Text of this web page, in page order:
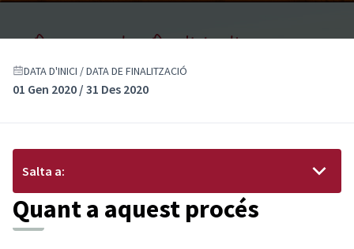
DATA D'INICI / DATA DE FINALITZACIÓ
01 Gen 2020 / 31 Des 2020
Quant a aquest procés
Salta a: